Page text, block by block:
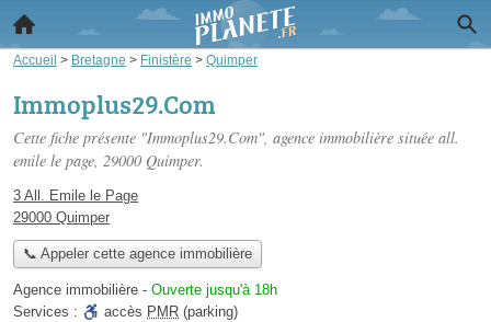
Accueil > Bretagne > Finistère > Quimper
Immoplus29.Com
Cette fiche présente "Immoplus29.Com", agence immobilière située all.
emile le page, 29000 Quimper.
3 All. Emile le Page
29000 Quimper
📞 Appeler cette agence immobilière
Agence immobilière - Ouverte jusqu'à 18h
Services :
accès PMR (parking)